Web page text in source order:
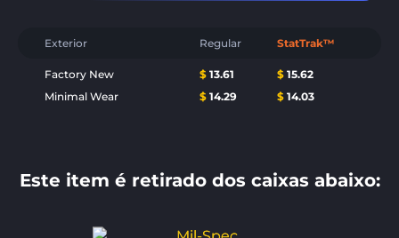
Exterior Regular StatTrak™
Factory New $ 13.61 $ 15.62
Minimal Wear
$ 14.29 $ 14.03
Este item é retirado dos caixas abaixo: